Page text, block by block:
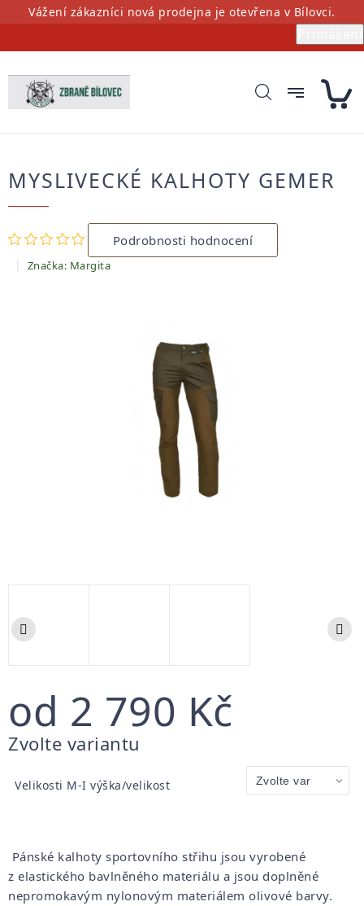
PřejítVážení zákazníci nová prodejna je otevřena v Bílovci.
MYSLIVECKÉ KALHOTY GEMER
Průměrné
hodnocení
produktu
je
Podrobnosti hodnocení
Značka: Margita
od 2 790 Kč
Měrná
Zvolte variantu
Velikosti M-I výška/velikost
Pánské kalhoty sportovního střihu jsou vyrobené
z elastického bavlněného materiálu a jsou doplněné
nepromokavým nylonovým materiálem olivové barvy.